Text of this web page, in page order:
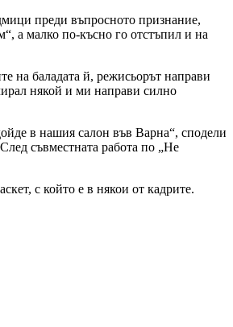
преди въпросното признание,
а малко по-късно го отстъпил и на
на баладата й, режисьорът направи
някой и ми направи силно
в нашия салон във Варна“, сподели
съвместната работа по „Не
с който е в някои от кадрите.